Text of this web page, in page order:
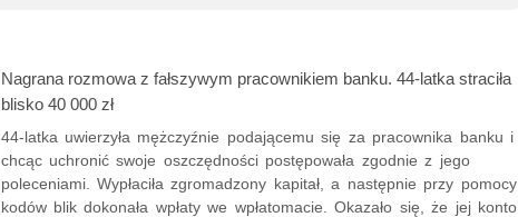
Nagrana rozmowa z fałszywym pracownikiem banku. 44-latka straciła
blisko 40 000 zł
44-latka uwierzyła mężczyźnie podającemu się za pracownika banku i
chcąc uchronić swoje oszczędności postępowała zgodnie z jego
poleceniami. Wypłaciła zgromadzony kapitał, a następnie przy pomocy
kodów blik dokonała wpłaty we wpłatomacie. Okazało się, że jej konto